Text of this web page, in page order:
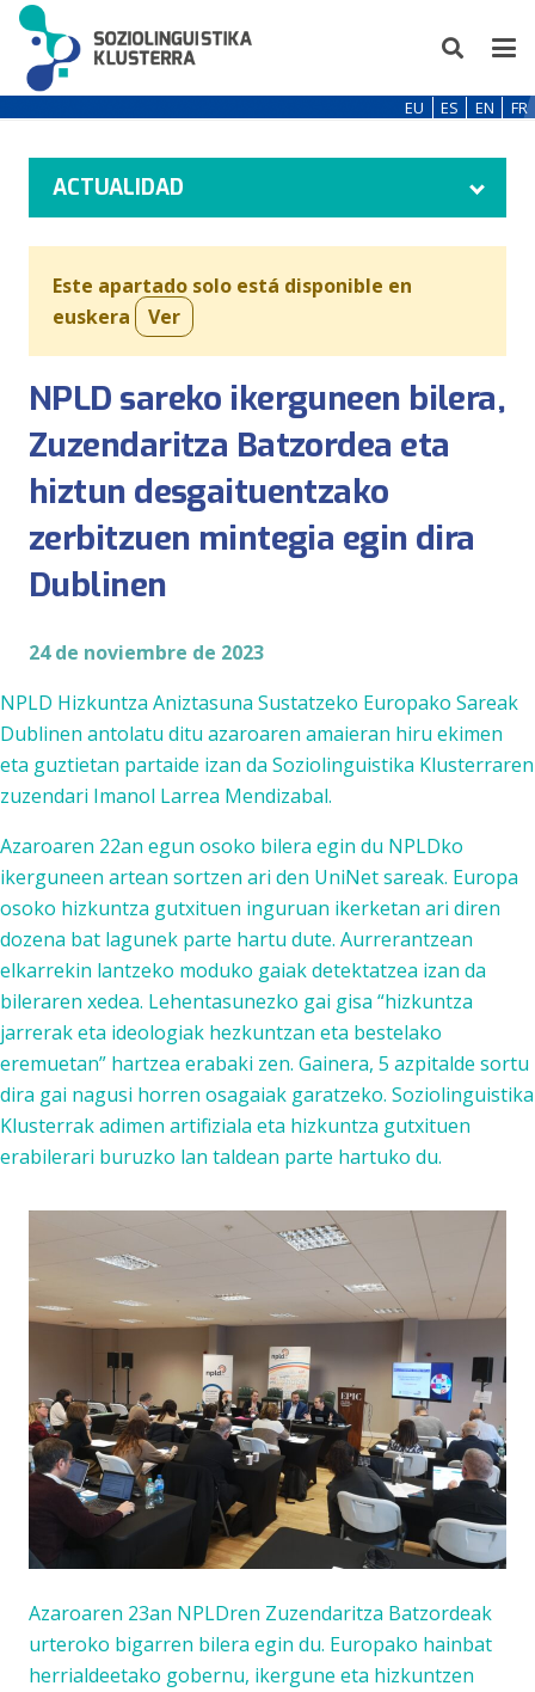
EU ES EN FR
ACTUALIDAD
Este apartado solo está disponible en
euskera
Ver
NPLD sareko ikerguneen bilera,
Zuzendaritza Batzordea eta
hiztun desgaituentzako
zerbitzuen mintegia egin dira
Dublinen
24 de noviembre de 2023
NPLD Hizkuntza Aniztasuna Sustatzeko Europako Sareak
Dublinen antolatu ditu azaroaren amaieran hiru ekimen
eta guztietan partaide izan da Soziolinguistika Klusterraren
zuzendari Imanol Larrea Mendizabal.
Azaroaren 22an egun osoko bilera egin du NPLDko
ikerguneen artean sortzen ari den UniNet sareak. Europa
osoko hizkuntza gutxituen inguruan ikerketan ari diren
dozena bat lagunek parte hartu dute. Aurrerantzean
elkarrekin lantzeko moduko gaiak detektatzea izan da
bileraren xedea. Lehentasunezko gai gisa “hizkuntza
jarrerak eta ideologiak hezkuntzan eta bestelako
eremuetan” hartzea erabaki zen. Gainera, 5 azpitalde sortu
dira gai nagusi horren osagaiak garatzeko. Soziolinguistika
Klusterrak adimen artifiziala eta hizkuntza gutxituen
erabilerari buruzko lan taldean parte hartuko du.
Azaroaren 23an NPLDren Zuzendaritza Batzordeak
urteroko bigarren bilera egin du. Europako hainbat
herrialdeetako gobernu, ikergune eta hizkuntzen